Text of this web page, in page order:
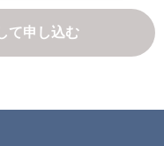
ます。
的について、当社所定の方
イト上に公表するものとし
約（以下「諸規約」といい
て申し込む